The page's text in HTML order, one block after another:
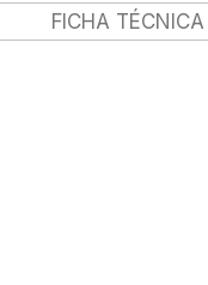
FICHA TÉCNICA